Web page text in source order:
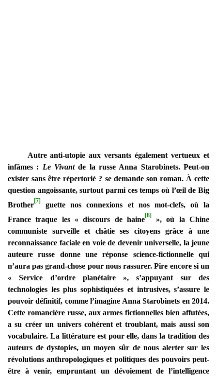
Autre anti-utopie aux versants également vertueux et
infâmes : Le Vivantde la russe Anna Starobinets. Peut-on
exister sans être répertorié ? se demande son roman. À cette
question angoissante, surtout parmi ces temps où l’œil de Big
Brother[7]
guette nos connexions et nos mot-clefs, où la
France traque les « discours de haine[8]», où la Chine
communiste surveille et châtie ses citoyens grâce à une
reconnaissance faciale en voie de devenir universelle, la jeune
auteure russe donne une réponse science-fictionnelle qui
n’aura pas grand-chose pour nous rassurer.Pire encore si un
« Service d’ordre planétaire », s’appuyant sur des
technologies les plus sophistiquées et intrusives, s’assure le
pouvoir définitif, comme l’imagine Anna Starobinets en 2014.
Cette romancière russe, aux armes fictionnelles bien affutées,
a su créer un univers cohérent et troublant, mais aussi son
vocabulaire. La littérature est pour elle, dans la tradition des
auteurs de dystopies, un moyen sûr de nous alerter sur les
révolutions anthropologiques et politiques des pouvoirs peut-
être à venir, empruntant un dévoiement de l’intelligence